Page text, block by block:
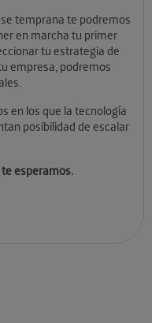
temprana te podremos
en marcha tu primer
tu estrategia de
empresa, podremos
en los que la tecnología
posibilidad de escalar
te esperamos.